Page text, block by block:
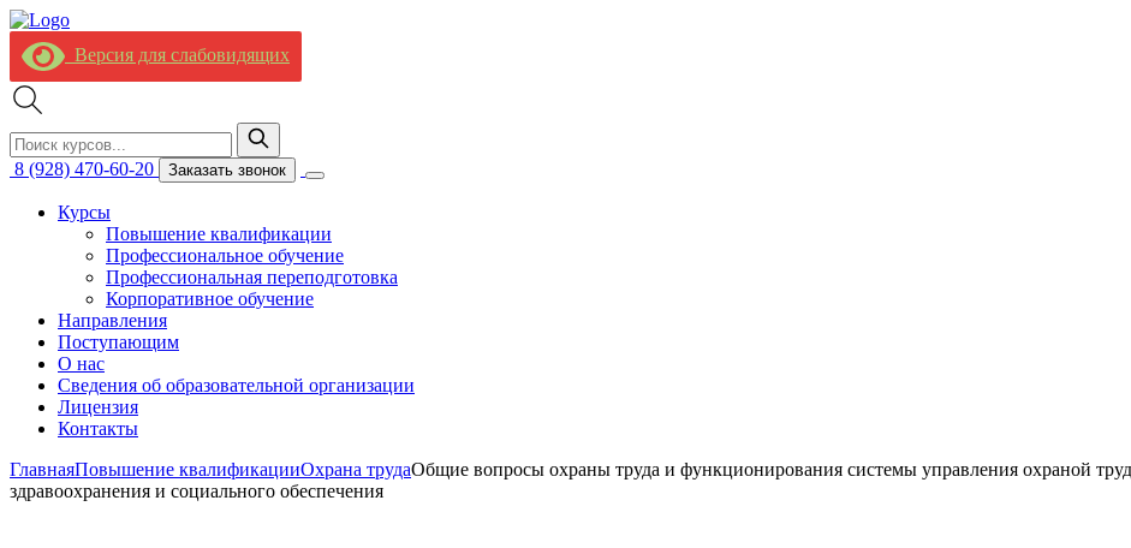
Версия для слабовидящих
8 (928) 470-60-20 Заказать звонок
Курсы
Повышение квалификации
Профессиональное обучение
Профессиональная переподготовка
Корпоративное обучение
Направления
Поступающим
О нас
Сведения об образовательной организации
Лицензия
Контакты
ГлавнаяПовышение квалификацииОхрана трудаОбщие вопросы охраны труда и функционирования системы управления охраной
здравоохранения и социального обеспечения